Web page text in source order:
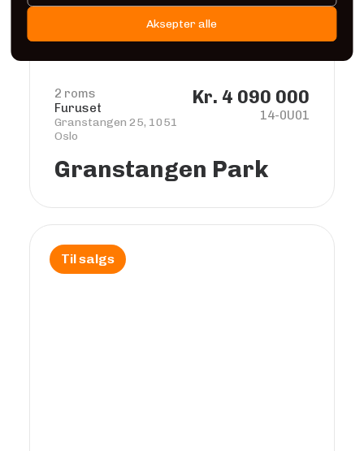
2 roms
Furuset
Granstangen 25, 1051
Oslo
Kr. 4 090 000
14-0U01
Granstangen Park
Til salgs
Aksepter alle